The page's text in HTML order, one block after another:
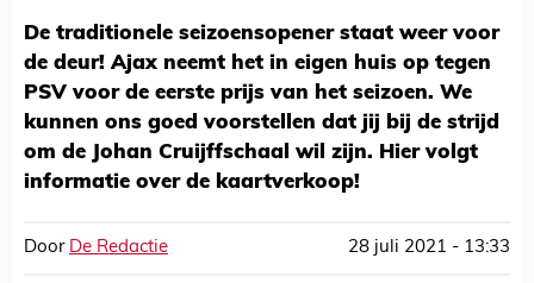
De traditionele seizoensopener staat weer voor
de deur! Ajax neemt het in eigen huis op tegen
PSV voor de eerste prijs van het seizoen. We
kunnen ons goed voorstellen dat jij bij de strijd
om de Johan Cruijffschaal wil zijn. Hier volgt
informatie over de kaartverkoop!
Door De Redactie 28 juli 2021 - 13:33